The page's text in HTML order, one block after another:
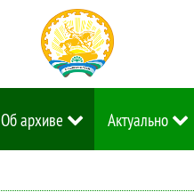
Об архиве Актуально